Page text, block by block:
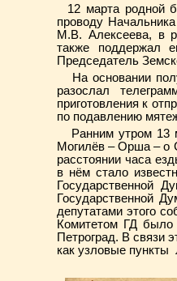
12 марта родной
проводу
М.В. Алексеева, в
также поддержал
Председатель
На основании
разослал
приготовления к
по подавлению
Ранним утром 13
Могилёв – Орша – о
расстоянии часа
в нём стало
Государственной
Государственной
депутатами этого
Комитетом ГД было
Петроград. В связи
как узловые